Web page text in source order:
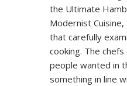
the Ultimate
Modernist
that carefully
cooking. The
people wanted in
something in line